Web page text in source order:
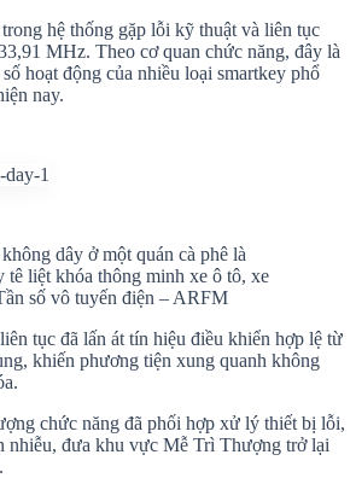
hệ thống gặp lỗi kỹ thuật và liên tục
MHz. Theo cơ quan chức năng, đây là
hoạt động của nhiều loại smartkey phổ
nay.
dây ở một quán cà phê là
tê liệt khóa thông minh xe ô tô, xe
số vô tuyến điện – ARFM
tục đã lấn át tín hiệu điều khiển hợp lệ từ
khiến phương tiện xung quanh không
chức năng đã phối hợp xử lý thiết bị lỗi,
nhiễu, đưa khu vực Mễ Trì Thượng trở lại